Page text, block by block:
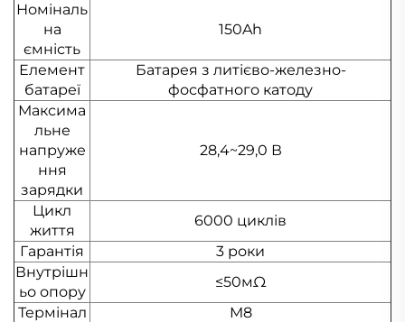
Номіналь
на
ємність
150Ah
Елемент
батареї
Батарея з литієво-железно-
фосфатного катоду
Максима
льне
напруже
ння
зарядки
28,4~29,0 В
Цикл
життя
6000 циклів
Гарантія
3 роки
Внутрішн
ьо опору
≤50мΩ
Термінал
M8